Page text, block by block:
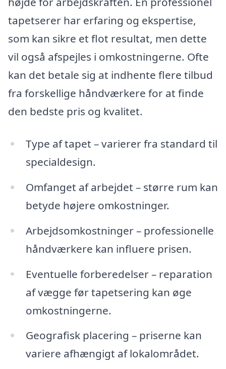
tapetserer har erfaring og ekspertise,
som kan sikre et flot resultat, men dette
vil også afspejles i omkostningerne. Ofte
kan det betale sig at indhente flere tilbud
fra forskellige håndværkere for at finde
den bedste pris og kvalitet.
Type af tapet – varierer fra standard til
specialdesign.
Omfanget af arbejdet – større rum kan
betyde højere omkostninger.
Arbejdsomkostninger – professionelle
håndværkere kan influere prisen.
Eventuelle forberedelser – reparation
af vægge før tapetsering kan øge
omkostningerne.
Geografisk placering – priserne kan
variere afhængigt af lokalområdet.